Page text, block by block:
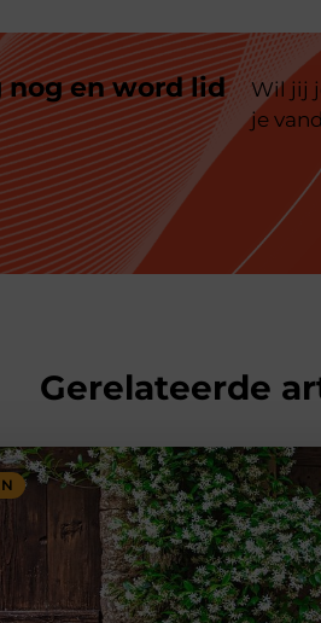
nog en word lid
Wil jij
je
Gerelateerde